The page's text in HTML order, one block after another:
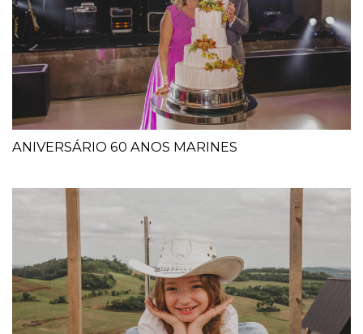
ANIVERSÁRIO 60 ANOS MARINES